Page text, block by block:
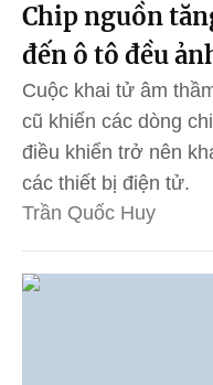
Chip nguồn
đến ô tô đều
Cuộc khai tử âm
cũ khiến các dòng
điều khiển trở nên
các thiết bị điện tử.
Trần Quốc Huy